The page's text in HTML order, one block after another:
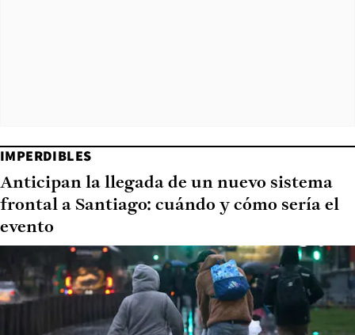
IMPERDIBLES
Anticipan la llegada de un nuevo sistema
frontal a Santiago: cuándo y cómo sería el
evento